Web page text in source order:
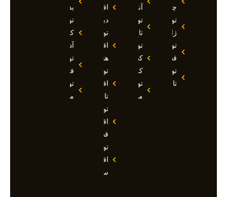
چین
تور
ژاپن
تور
قطر
تور
تاجیکستان
آنتالیا
تور
تایلند
تور
کشتی
کروز
تور
مالدیو
اقساطی
دبی
تور
اقساطی
هند
تور
اقساطی
تاجیکستان
تور
اقساطی
قطر
تور
اقساطی
سوچی
بدروم
تور
کوش
آداسی
تور
فتحیه
تور
مالزی